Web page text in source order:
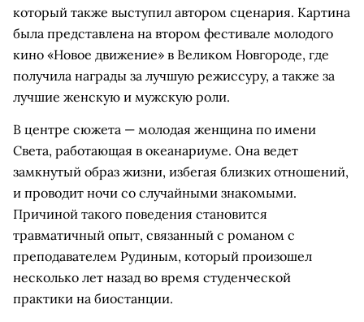
который также выступил автором сценария. Картина
была представлена на втором фестивале молодого
кино «Новое движение» в Великом Новгороде, где
получила награды за лучшую режиссуру, а также за
лучшие женскую и мужскую роли.
В центре сюжета — молодая женщина по имени
Света, работающая в океанариуме. Она ведет
замкнутый образ жизни, избегая близких отношений,
и проводит ночи со случайными знакомыми.
Причиной такого поведения становится
травматичный опыт, связанный с романом с
преподавателем Рудиным, который произошел
несколько лет назад во время студенческой
практики на биостанции.